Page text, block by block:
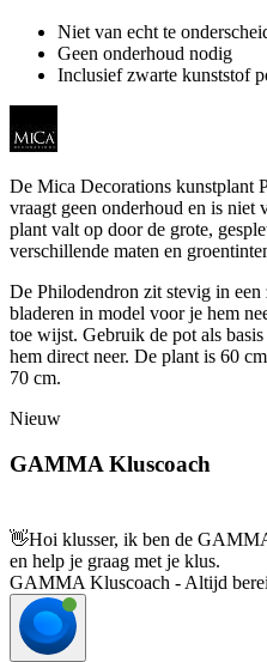
Niet van echt te
Geen onderhoud nodig
Inclusief zwarte kunststof
De Mica Decorations kunstplant
vraagt geen onderhoud en is niet
plant valt op door de grote,
verschillende maten en
De Philodendron zit stevig in
bladeren in model voor je hem
toe wijst. Gebruik de pot als
hem direct neer. De plant is 60
70 cm.
Nieuw
GAMMA Kluscoach
👋Hoi klusser, ik ben de
en help je graag met je klus.
GAMMA Kluscoach - Altijd